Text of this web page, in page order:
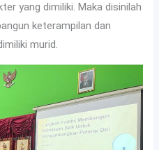
yang dimiliki. Maka disinilah
keterampilan dan
murid.